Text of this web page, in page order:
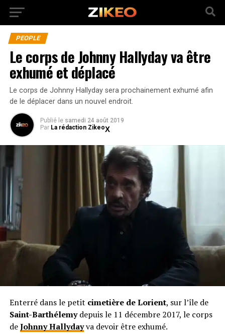
PEOPLE
Le corps de Johnny Hallyday va être
exhumé et déplacé
Le corps de Johnny Hallyday sera prochainement exhumé afin
de le déplacer dans un nouvel endroit.
Publié le samedi 24 août 2019
Par La rédaction Zikeo
Enterré dans le petit cimetière de Lorient, sur l’île de
Saint-Barthélemydepuis le 11 décembre 2017, le corps
deJohnny Hallydayva devoir être exhumé.